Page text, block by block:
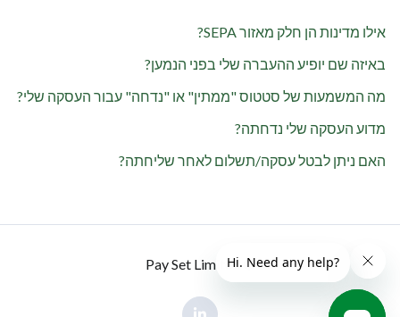
אילו מדינות הן חלק מאזור SEPA?
באיזה שם יופיע ההעברה שלי בפני הנמען?
מה המשמעות של סטטוס "ממתין" או "נדחה" עבור העסקה שלי?
מדוע העסקה שלי נדחתה?
האם ניתן לבטל עסקה/תשלום לאחר שליחתה?
© Pay Set Limited